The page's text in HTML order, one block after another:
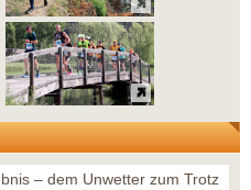
– dem Unwetter zum Trotz